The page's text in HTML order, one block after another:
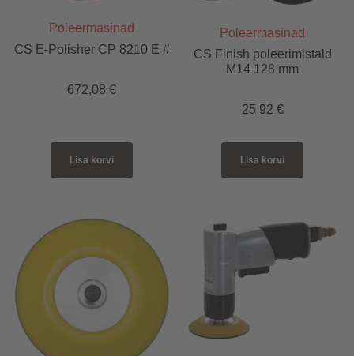
Poleermasinad
CS E-Polisher CP 8210 E #
672,08 €
Lisa korvi
Poleermasinad
CS Finish poleerimistald
M14 128 mm
25,92 €
Lisa korvi